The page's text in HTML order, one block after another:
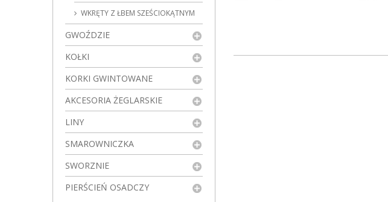
WKRĘTY Z ŁBEM SZEŚCIOKĄTNYM
GWOŹDZIE
KOŁKI
KORKI GWINTOWANE
AKCESORIA ŻEGLARSKIE
LINY
SMAROWNICZKA
SWORZNIE
PIERŚCIEŃ OSADCZY